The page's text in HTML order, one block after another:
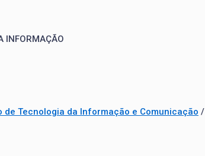
INFORMAÇÃO
de Tecnologia da Informação e Comunicação /